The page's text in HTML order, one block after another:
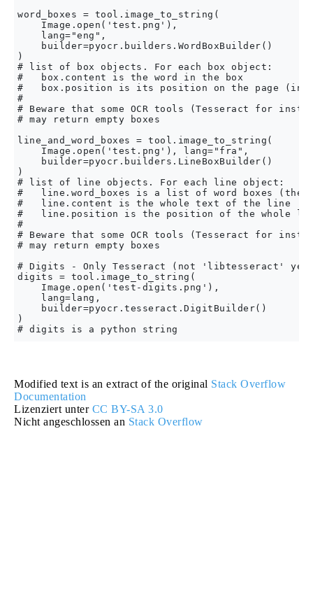
word_boxes = tool.image_to_string(
    Image.open('test.png'),
    lang="eng",
    builder=pyocr.builders.WordBoxBuilder()
)
# list of box objects. For each box object:
#   box.content is the word in the box
#   box.position is its position on the page (in
#
# Beware that some OCR tools (Tesseract for
# may return empty boxes
line_and_word_boxes = tool.image_to_string(
    Image.open('test.png'), lang="fra",
    builder=pyocr.builders.LineBoxBuilder()
)
# list of line objects. For each line object:
#   line.word_boxes is a list of word boxes (the
#   line.content is the whole text of the line
#   line.position is the position of the whole
#
# Beware that some OCR tools (Tesseract for
# may return empty boxes
# Digits - Only Tesseract (not 'libtesseract'
digits = tool.image_to_string(
    Image.open('test-digits.png'),
    lang=lang,
    builder=pyocr.tesseract.DigitBuilder()
)
Modified text is an extract of the original Stack Overflow
Documentation
Lizenziert unter CC BY-SA 3.0
Nicht angeschlossen an Stack Overflow